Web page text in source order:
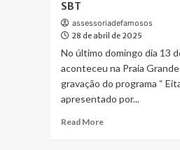
Henrique
Trader
Criou
com
Mais
SBT
assessoriadefamosos
28 de abril de 2025
No último domingo dia 13
aconteceu na Praia Grande
gravação do programa “
apresentado por...
Read MoreRead